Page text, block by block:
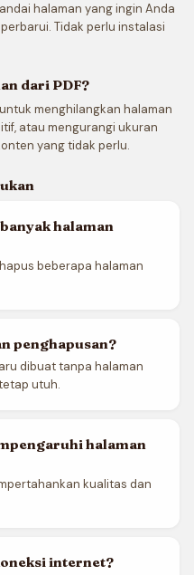
halaman yang ingin Anda
Tidak perlu instalasi
dari PDF?
menghilangkan halaman
atau mengurangi ukuran
yang tidak perlu.
halaman
beberapa halaman
penghapusan?
dibuat tanpa halaman
utuh.
halaman
kualitas dan
internet?